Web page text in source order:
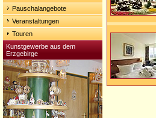
Pauschalangebote
Veranstaltungen
Touren
Kunstgewerbe aus dem
Erzgebirge